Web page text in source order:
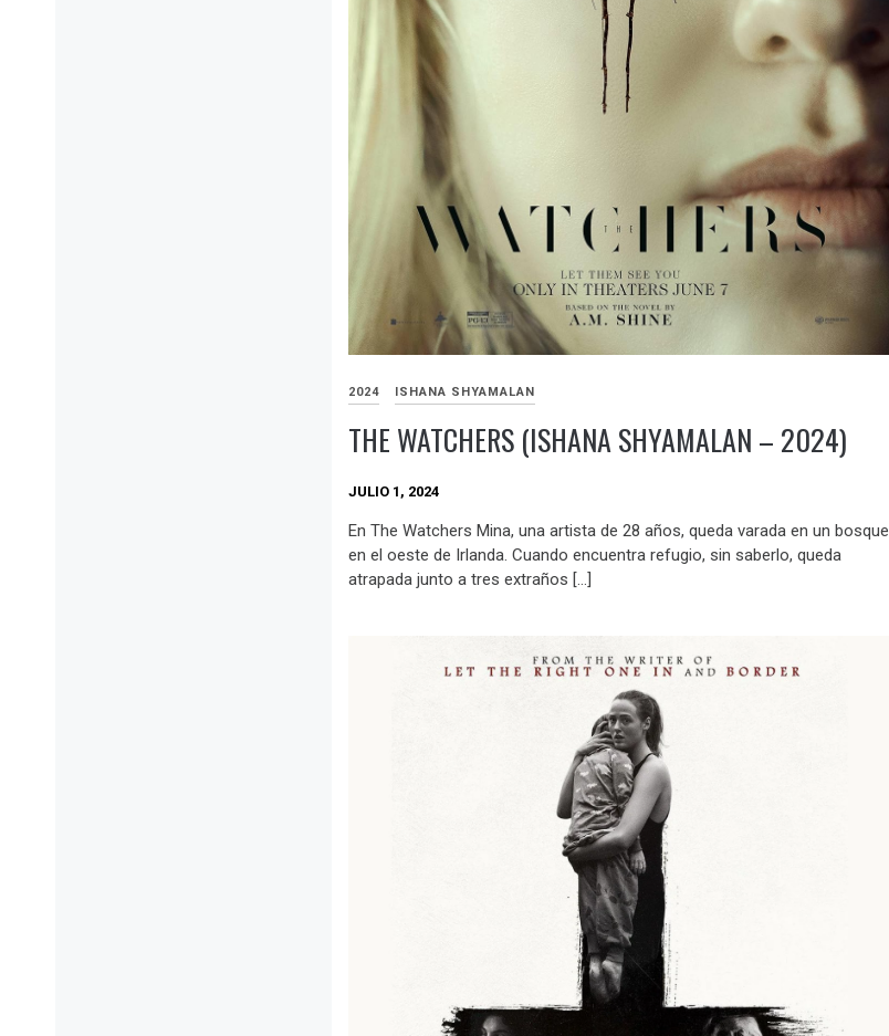
2024 ISHANA SHYAMALAN
THE WATCHERS (ISHANA SHYAMALAN – 2024)
JULIO 1, 2024
En The Watchers Mina, una artista de 28 años, queda varada en un bosque
en el oeste de Irlanda. Cuando encuentra refugio, sin saberlo, queda
atrapada junto a tres extraños […]